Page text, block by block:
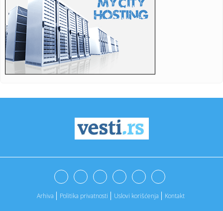
sing...
08:14:Putevi prohodni, saobraćaj obustavljen samo na jednoj
deoonici
08:06:Danas u 11 sati: Premijer Macut na otvaranju
Međunarodnog sajma ...
Veran Matić: Ambasadori EU šokirani onim što se dešava
08:03:U Skupštini rekao da "ne razume da u 19 časova imamo
Suđenje Marku Zakerbergu zbog Instagrama: U SAD više
od četiri...
Arhiva Politika privatnosti Uslovi korišćenja Kontakt